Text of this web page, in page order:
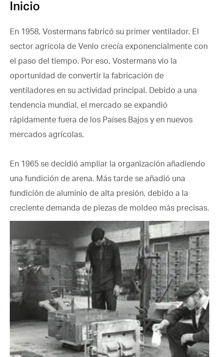
Inicio
En 1958, Vostermans fabricó su primer ventilador. El
sector agrícola de Venlo crecía exponencialmente con
el paso del tiempo. Por eso, Vostermans vio la
oportunidad de convertir la fabricación de
ventiladores en su actividad principal. Debido a una
tendencia mundial, el mercado se expandió
rápidamente fuera de los Países Bajos y en nuevos
mercados agrícolas.
En 1965 se decidió ampliar la organización añadiendo
una fundición de arena. Más tarde se añadió una
fundición de aluminio de alta presión, debido a la
creciente demanda de piezas de moldeo más precisas.